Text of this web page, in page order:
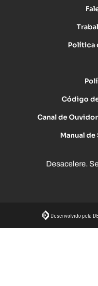
Política
Código
Canal de
Manual
Desacelere.
Desenvolvido pela